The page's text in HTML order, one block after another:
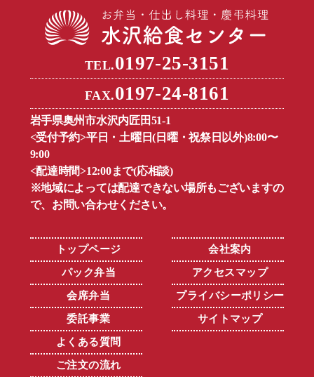
TEL.0197-25-3151
FAX.0197-24-8161
岩手県奥州市水沢内匠田51-1
<受付予約>平日・土曜日(日曜・祝祭日以外)8:00〜
9:00
<配達時間>12:00まで(応相談)
※地域によっては配達できない場所もございますの
で、お問い合わせください。
トップページ
パック弁当
会席弁当
委託事業
よくある質問
ご注文の流れ
会社案内
アクセスマップ
プライバシーポリシー
サイトマップ